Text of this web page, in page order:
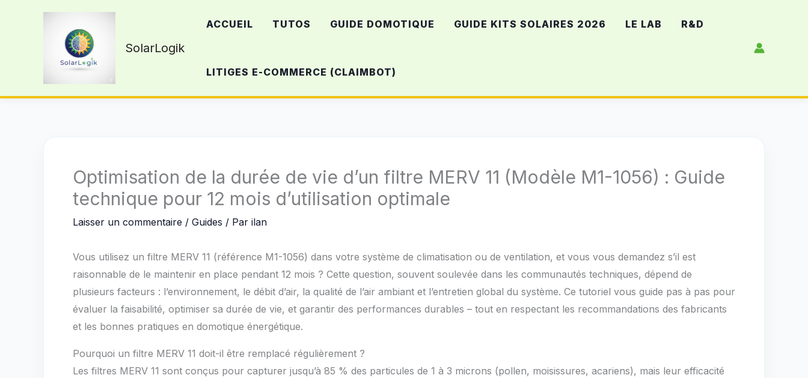
SolarLogik
ACCUEIL TUTOS GUIDE DOMOTIQUE GUIDE KITS SOLAIRES 2026 LE LAB R&D
LITIGES E-COMMERCE (CLAIMBOT)
Optimisation de la durée de vie d’un filtre MERV 11 (Modèle M1-1056) : Guide
technique pour 12 mois d’utilisation optimale
Laisser un commentaire / Guides / Par ilan
Vous utilisez un filtre MERV 11 (référence M1-1056) dans votre système de climatisation ou de ventilation, et vous vous demandez s’il est
raisonnable de le maintenir en place pendant 12 mois ? Cette question, souvent soulevée dans les communautés techniques, dépend de
plusieurs facteurs : l’environnement, le débit d’air, la qualité de l’air ambiant et l’entretien global du système. Ce tutoriel vous guide pas à pas pour
évaluer la faisabilité, optimiser sa durée de vie, et garantir des performances durables – tout en respectant les recommandations des fabricants
et les bonnes pratiques en domotique énergétique.
Pourquoi un filtre MERV 11 doit-il être remplacé régulièrement ?
Les filtres MERV 11 sont conçus pour capturer jusqu’à 85 % des particules de 1 à 3 microns (pollen, moisissures, acariens), mais leur efficacité